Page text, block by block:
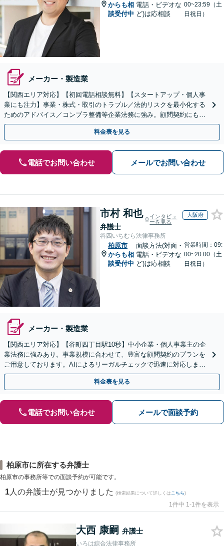
からも相
談受付中
電話・ビデオな
ど)は応相談
00~23:59（土
日祝日）
メーカー・製造業
【関西エリア対応】【初回電話相談無料】【スタートアップ・個人事
業にも注力】事業・株式・取引のトラブル／法的リスクを最小化する
ためのアドバイス／コンプラ整備等企業法務に強み。顧問契約にも対
応。攻めと守りの戦略で事業成長を全力でサポートします
料金表を見る
電話でお問い合わせ メールでお問い合わせ
市村 和也
弁護士
インタビュ
ーを見る
大阪府
谷四いちむら法律事務所
柏原市
からも相
談受付中
面談方法(対面・
電話・ビデオな
ど)は応相談
営業時間：09:
00~20:00（土
日祝日）
メーカー・製造業
【関西エリア対応】【谷町四丁目駅10秒】中小企業・個人事業主の企
業法務に強みあり。事業規模に合わせて、豊富な顧問契約のプランを
ご用意しております。AIによるリーガルチェックで迅速に対応します
【夜間・休日の相談可能】【初回相談無料】
料金表を見る
電話でお問い合わせ メールで面談予約
柏原市に所在する弁護士
柏原市の事務所等での面談予約が可能です。
1 人の弁護士が見つかりました (検索結果について詳しくは こちら)
1件中 1-1件を表示
大西 康嗣 弁護士
いろは綜合法律事務所